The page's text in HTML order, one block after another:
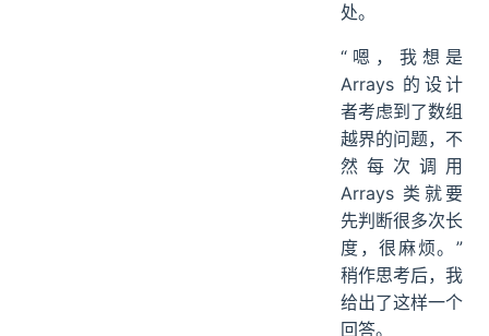
处。
“嗯，我想是
Arrays 的设计
者考虑到了数组
越界的问题，不
然每次调用
Arrays 类就要
先判断很多次长
度，很麻烦。”
稍作思考后，我
给出了这样一个
回答。